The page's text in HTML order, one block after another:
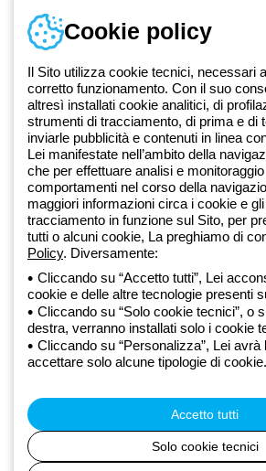
Dal 2025 Beghelli è parte del Gruppo
dell’ecosistema GEWISS LightZone, dove
illuminazione integrate che trasformano la
supportando professionisti e utenti finali
bisogni.Scopri di più su GEWISS
Accedi o registrati
Formazione
Documentazione e software
Iscriviti alla newsletter
Privacy Policy
Cookie policy
Condizioni di vendita
Tutte le policy
Accessibilità
direzione e coordinamento di Gewiss
03829720378 - P.IVA (IT) 00666341201 -
Soc. 10.000.000 EUR i.v.
Cookie policy
Il Sito utilizza cookie tecnici, necessari
corretto funzionamento. Con il suo
altresì installati cookie analitici, di
strumenti di tracciamento, di prima e di
inviarle pubblicità e contenuti in linea
Lei manifestate nell’ambito della
che per effettuare analisi e
comportamenti nel corso della
maggiori informazioni circa i cookie e
tracciamento in funzione sul Sito, per
tutti o alcuni cookie, La preghiamo di
Policy. Diversamente:
Cliccando su “Accetto tutti”, Lei
cookie e delle altre tecnologie presenti
Cliccando su “Solo cookie tecnici”, o
destra, verranno installati solo i cookie
Cliccando su “Personalizza”, Lei avrà
accettare solo alcune tipologie di cookie.
Accetto tutti
Solo cookie tecnici